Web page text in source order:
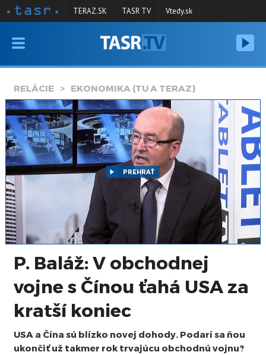
VYSIELANIE
SPRAVODAJSTVO
KONTAKT
ARCHÍV
TERAZ.SK TASR TV Vtedy.sk
RELÁCIE EKONOMIKA (TU A TERAZ)
PREHRAŤ
P. Baláž: V obchodnej
vojne s Čínou ťahá USA za
kratší koniec
USA a Čína sú blízko novej dohody. Podarí sa ňou
ukončiť už takmer rok trvajúcu obchodnú vojnu?